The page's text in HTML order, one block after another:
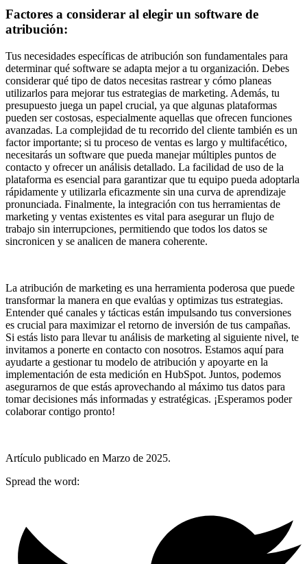
Factores a considerar al elegir un software de
atribución:
Tus necesidades específicas de atribución son fundamentales para
determinar qué software se adapta mejor a tu organización. Debes
considerar qué tipo de datos necesitas rastrear y cómo planeas
utilizarlos para mejorar tus estrategias de marketing. Además, tu
presupuesto juega un papel crucial, ya que algunas plataformas
pueden ser costosas, especialmente aquellas que ofrecen funciones
avanzadas. La complejidad de tu recorrido del cliente también es un
factor importante; si tu proceso de ventas es largo y multifacético,
necesitarás un software que pueda manejar múltiples puntos de
contacto y ofrecer un análisis detallado. La facilidad de uso de la
plataforma es esencial para garantizar que tu equipo pueda adoptarla
rápidamente y utilizarla eficazmente sin una curva de aprendizaje
pronunciada. Finalmente, la integración con tus herramientas de
marketing y ventas existentes es vital para asegurar un flujo de
trabajo sin interrupciones, permitiendo que todos los datos se
sincronicen y se analicen de manera coherente.
La atribución de marketing es una herramienta poderosa que puede
transformar la manera en que evalúas y optimizas tus estrategias.
Entender qué canales y tácticas están impulsando tus conversiones
es crucial para maximizar el retorno de inversión de tus campañas.
Si estás listo para llevar tu análisis de marketing al siguiente nivel, te
invitamos a ponerte en contacto con nosotros. Estamos aquí para
ayudarte a gestionar tu modelo de atribución y apoyarte en la
implementación de esta medición en HubSpot. Juntos, podemos
asegurarnos de que estás aprovechando al máximo tus datos para
tomar decisiones más informadas y estratégicas. ¡Esperamos poder
colaborar contigo pronto!
Artículo publicado en Marzo de 2025.
Spread the word: